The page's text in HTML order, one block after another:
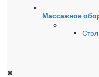
Массажное